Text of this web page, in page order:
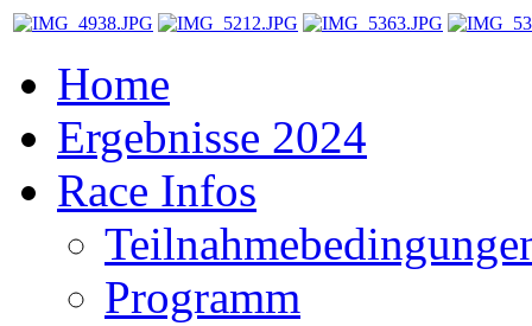
Home
Ergebnisse 2024
Race Infos
Programm